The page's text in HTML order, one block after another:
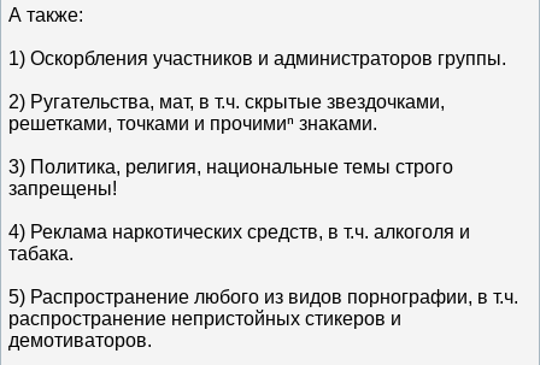
А также:
1) Оскорбления участников и администраторов группы.
2) Ругательства, мат, в т.ч. скрытые звездочками,
решетками, точками и прочимиⁿ знаками.
3) Политика, религия, национальные темы строго
запрещены!
4) Реклама наркотических средств, в т.ч. алкоголя и
табака.
5) Распространение любого из видов порнографии, в т.ч.
распространение непристойных стикеров и
демотиваторов.